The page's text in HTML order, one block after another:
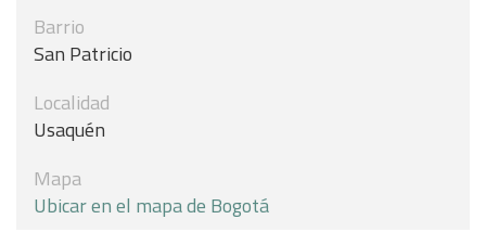
Barrio
San Patricio
Localidad
Usaquén
Mapa
Ubicar en el mapa de Bogotá